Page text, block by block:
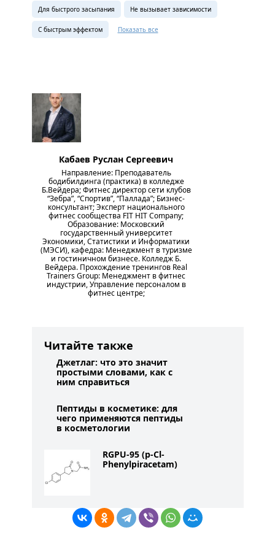
Для быстрого засыпания Не вызывает зависимости
С быстрым эффектом Показать все
Кабаев Руслан Сергеевич
Направление: Преподаватель
бодибилдинга (практика) в колледже
Б.Вейдера; Фитнес директор сети клубов
“Зебра”, “Спортив”, “Паллада”; Бизнес-
консультант; Эксперт национального
фитнес сообщества FIT HIT Company;
Образование: Московский
государственный университет
Экономики, Статистики и Информатики
(МЭСИ), кафедра: Менеджмент в туризме
и гостиничном бизнесе. Колледж Б.
Вейдера. Прохождение тренингов Real
Trainers Group: Менеджмент в фитнес
индустрии, Управление персоналом в
фитнес центре;
Читайте также
Джетлаг: что это значит
простыми словами, как с
ним справиться
Пептиды в косметике: для
чего применяются пептиды
в косметологии
RGPU-95 (p-Cl-
Phenylpiracetam)